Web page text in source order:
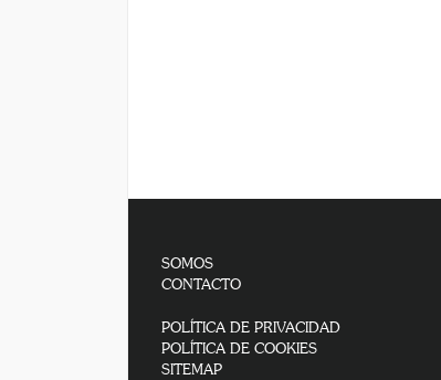
SOMOS
CONTACTO
POLÍTICA DE PRIVACIDAD
POLÍTICA DE COOKIES
SITEMAP